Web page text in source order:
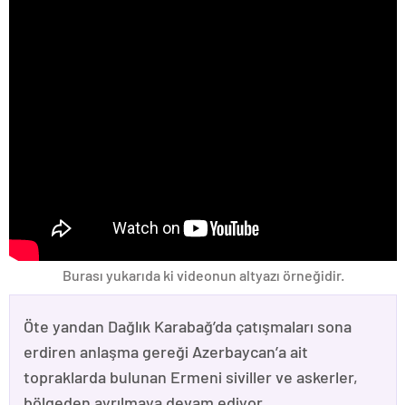
Burası yukarıda ki videonun altyazı örneğidir.
Öte yandan Dağlık Karabağ’da çatışmaları sona
erdiren anlaşma gereği Azerbaycan’a ait
topraklarda bulunan Ermeni siviller ve askerler,